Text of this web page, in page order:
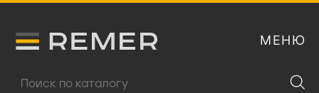
Логитип компании Remer МЕНЮ
Поиск продукции